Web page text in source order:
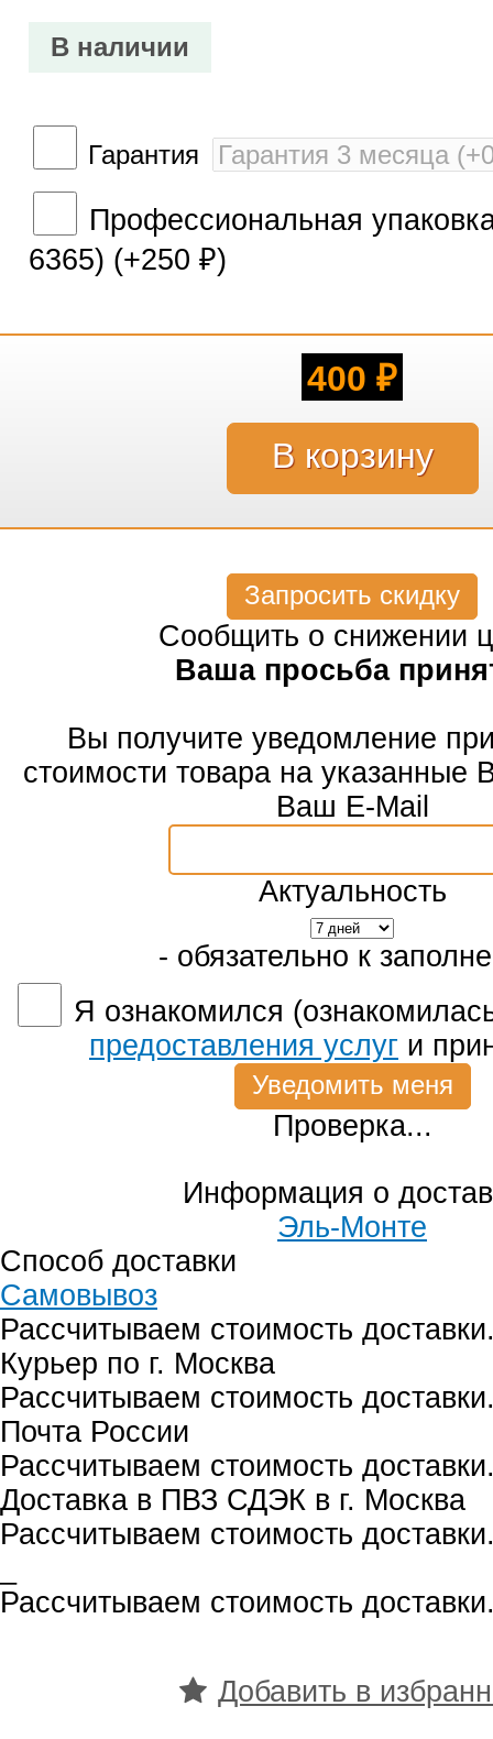
В наличии
Гарантия
Профессиональная
6365) (+250 ₽)
400 ₽
Запросить скидку
Сообщить о снижении
Ваша просьба
Вы получите уведомление
стоимости товара на указанные
Ваш E-Mail
Актуальность
- обязательно к
Я ознакомился
предоставления услуг и
Проверка...
Информация о
Эль-Монте
Способ доставки
Самовывоз
Рассчитываем стоимость
Курьер по г. Москва
Рассчитываем стоимость
Почта России
Рассчитываем стоимость
Доставка в ПВЗ СДЭК в г. Москва
Рассчитываем стоимость
Рассчитываем стоимость
Добавить в